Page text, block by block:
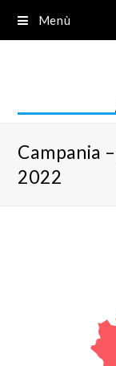
Menù
Campania
2022